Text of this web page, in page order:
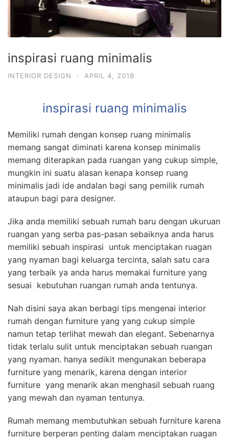
inspirasi ruang minimalis
INTERIOR DESIGN · APRIL 4, 2018
inspirasi ruang minimalis
Memiliki rumah dengan konsep ruang minimalis
memang sangat diminati karena konsep minimalis
memang diterapkan pada ruangan yang cukup simple,
mungkin ini suatu alasan kenapa konsep ruang
minimalis jadi ide andalan bagi sang pemilik rumah
ataupun bagi para designer.
Jika anda memiliki sebuah rumah baru dengan ukuruan
ruangan yang serba pas-pasan sebaiknya anda harus
memiliki sebuah inspirasi untuk menciptakan ruagan
yang nyaman bagi keluarga tercinta, salah satu cara
yang terbaik ya anda harus memakai furniture yang
sesuai kebutuhan ruangan rumah anda tentunya.
Nah disini saya akan berbagi tips mengenai interior
rumah dengan furniture yang yang cukup simple
namun tetap terlihat mewah dan elegant. Sebenarnya
tidak terlalu sulit untuk menciptakan sebuah ruangan
yang nyaman. hanya sedikit mengunakan beberapa
furniture yang menarik, karena dengan interior
furniture yang menarik akan menghasil sebuah ruang
yang mewah dan nyaman tentunya.
Rumah memang membutuhkan sebuah furniture karena
furniture berperan penting dalam menciptakan ruagan